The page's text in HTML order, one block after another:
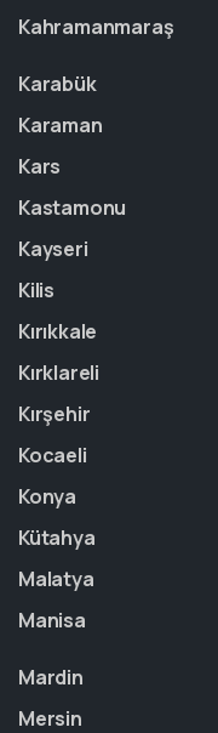
Kahramanmaraş
Karabük
Karaman
Kars
Kastamonu
Kayseri
Kilis
Kırıkkale
Kırklareli
Kırşehir
Kocaeli
Konya
Kütahya
Malatya
Manisa
Mardin
Mersin